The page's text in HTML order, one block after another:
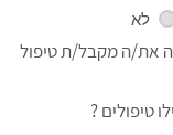
לא
את/ה מקבל/ת טיפול
טיפולים ?